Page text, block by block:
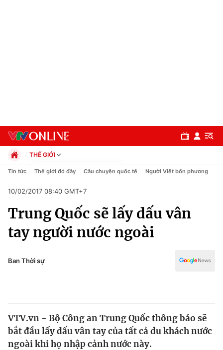
Chuyên mục
Chính trị
Thế giới
THẾ GIỚI
Chính trị
Pháp luật
Kinh tế
Thể thao
Truyền hình
Y tế
Tin tức Thế giới đó đây Câu chuyện quốc tế Người Việt bốn phương
10/02/2017 08:40 GMT+7
Trung Quốc sẽ lấy dấu vân
tay người nước ngoài
Ban Thời sự
VTV.vn - Bộ Công an Trung Quốc thông báo sẽ
bắt đầu lấy dấu vân tay của tất cả du khách nước
ngoài khi họ nhập cảnh nước này.